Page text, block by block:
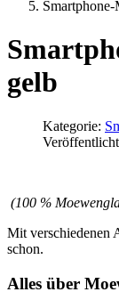
gelb
Kategorie:
(100 %
Mit verschiedenen
schon.
Alles über